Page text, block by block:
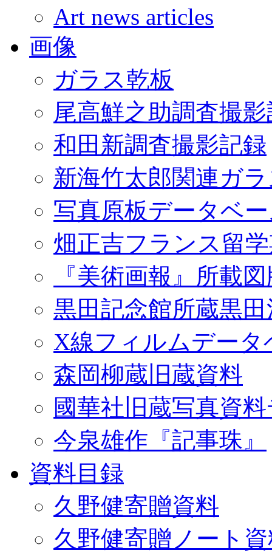
Art news articles
画像
ガラス乾板
尾高鮮之助調査撮
和田新調査撮影記録
新海竹太郎関連ガ
写真原板データベ
畑正吉フランス留
『美術画報』所載
黒田記念館所蔵黒
X線フィルムデータ
森岡柳蔵旧蔵資料
國華社旧蔵写真資
今泉雄作『記事珠』
資料目録
久野健寄贈資料
久野健寄贈ノート